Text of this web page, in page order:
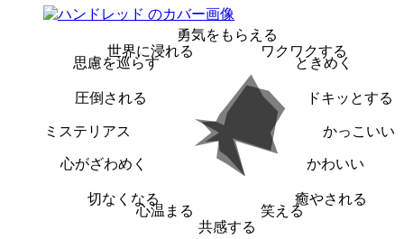
勇気をもらえる
ワクワクする
ときめく
ドキッとする
かっこいい
かわいい
癒やされる
笑える
共感する
心温まる
切なくなる
心がざわめく
ミステリアス
圧倒される
思慮を巡らす
世界に浸れる